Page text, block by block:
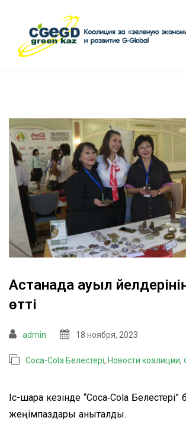
Астанада ауыл
өтті
admin 18 ноября, 2023
Coca-Cola Белестері, Новости коалиции,
Іс-шара кезінде “Coca‑Cola Белестерi”
жеңімпаздары анықталды.